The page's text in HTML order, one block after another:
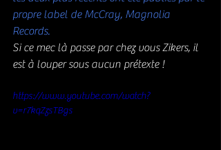
propre label de McCray, Magnolia
Records.
Si ce mec là passe par chez vous Zikers, il
est à louper sous aucun prétexte !
https://www.youtube.com/watch?
v=r7kqZzsTBgs